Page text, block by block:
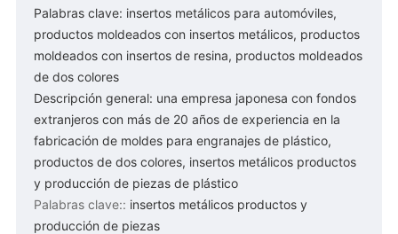
Palabras clave: insertos metálicos para automóviles,
productos moldeados con insertos metálicos, productos
moldeados con insertos de resina, productos moldeados
de dos colores
Descripción general: una empresa japonesa con fondos
extranjeros con más de 20 años de experiencia en la
fabricación de moldes para engranajes de plástico,
productos de dos colores, insertos metálicos productos
y producción de piezas de plástico
Palabras clave:: insertos metálicos productos y
producción de piezas